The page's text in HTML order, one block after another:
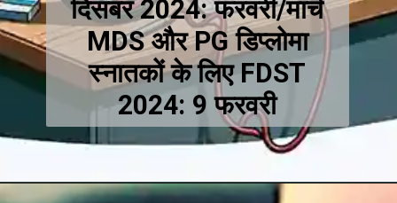
दिसंबर 2024: फरवरी/मार्च
MDS और PG डिप्लोमा
स्नातकों के लिए FDST
2024: 9 फरवरी